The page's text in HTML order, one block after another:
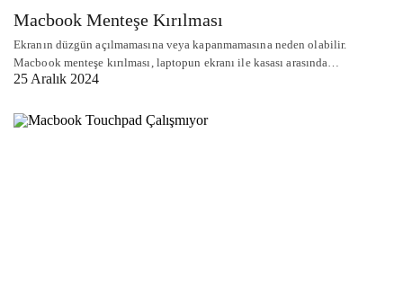
Macbook Menteşe Kırılması
Ekranın düzgün açılmamasına veya kapanmamasına neden olabilir.
Macbook menteşe kırılması, laptopun ekranı ile kasası arasında…
25 Aralık 2024